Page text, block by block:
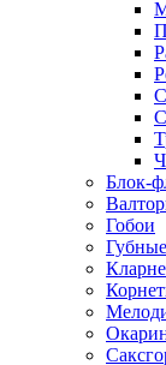
Блок-
Гобои